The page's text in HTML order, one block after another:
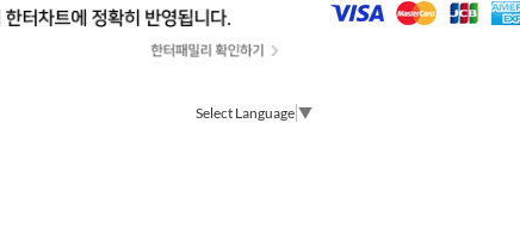
Select Language ▼